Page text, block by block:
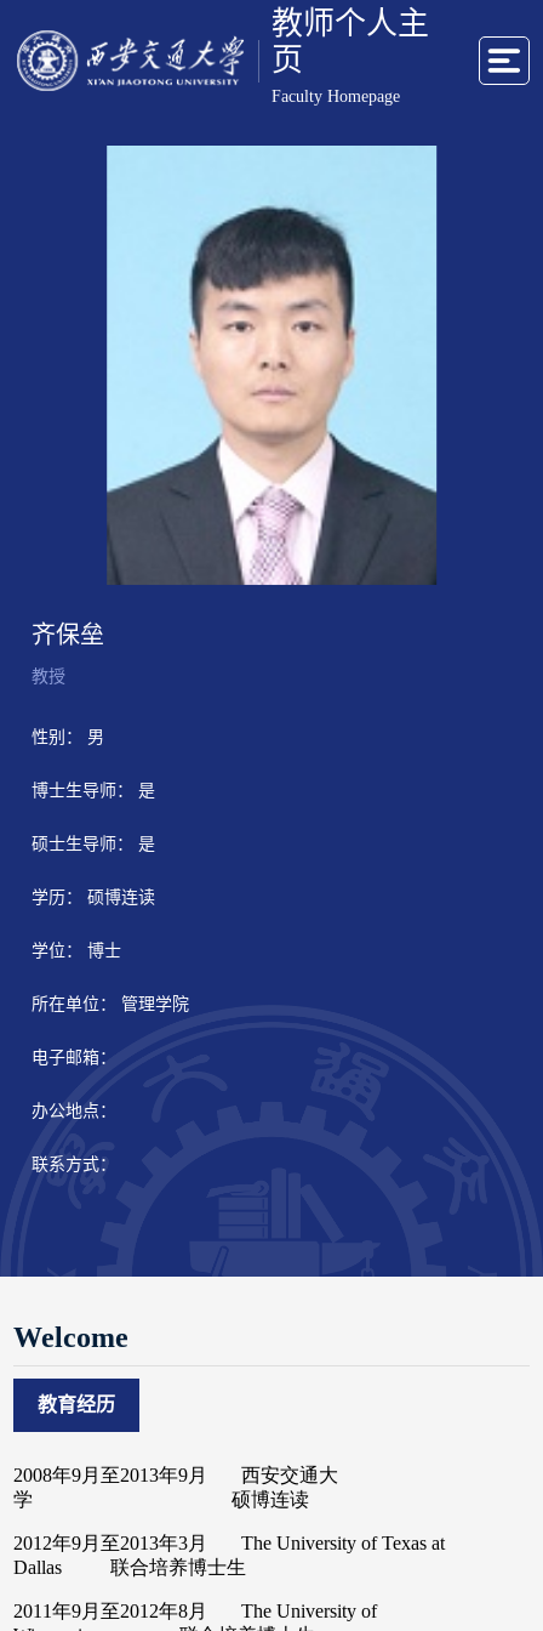
教师个人主
页
Faculty Homepage
齐保垒
教授
性别： 男
博士生导师： 是
硕士生导师： 是
学历： 硕博连读
学位： 博士
所在单位： 管理学院
电子邮箱：
办公地点：
联系方式：
Welcome
教育经历